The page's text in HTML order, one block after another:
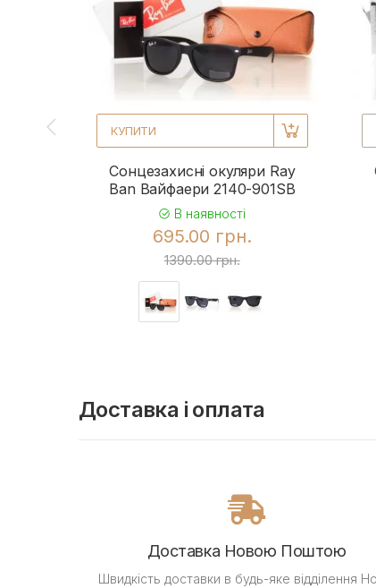
КУПИТИ
Сонцезахисні окуляри Ray
Ban Вайфаери 2140-901SB
В наявності
695.00 грн.
1390.00 грн.
Доставка і оплата
Доставка Новою Поштою
Швидкість доставки в будь-яке відділення